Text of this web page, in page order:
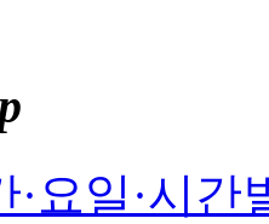
·요일·시간